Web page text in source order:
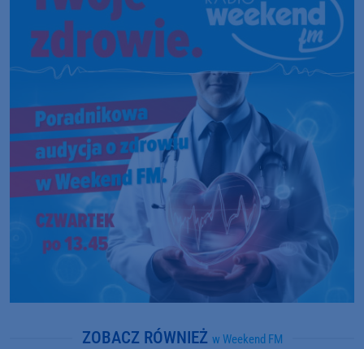
ZOBACZ RÓWNIEŻ w Weekend FM